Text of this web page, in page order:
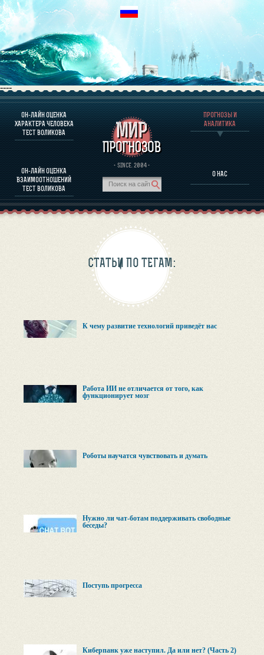
----
ОН-ЛАЙН ОЦЕНКА
ХАРАКТЕРА ЧЕЛОВЕКА
ТЕСТ ВОЛИКОВА
ОН-ЛАЙН ОЦЕНКА
ВЗАИМООТНОШЕНИЙ
ТЕСТ ВОЛИКОВА
· SINCE. 2004 ·
ПРОГНОЗЫ И
АНАЛИТИКА
О НАС
О ПРОГРАММЕ
ОЦЕНКА ХАРАКТЕРA ЧЕЛОВЕКА
ОЦЕНКА ХАРАКТЕРА ВЫДАЮЩИХСЯ ЛИЧНОСТЕЙ
О ПРОГРАММЕ
ПРОГНОЗЫ И АНАЛИТИКА
СТАТЬИ ПО ТЕГАМ:
К чему развитие технологий приведёт нас
Работа ИИ не отличается от того, как
функционирует мозг
Роботы научатся чувствовать и думать
Нужно ли чат-ботам поддерживать свободные
беседы?
Поступь прогресса
Киберпанк уже наступил. Да или нет? (Часть 2)